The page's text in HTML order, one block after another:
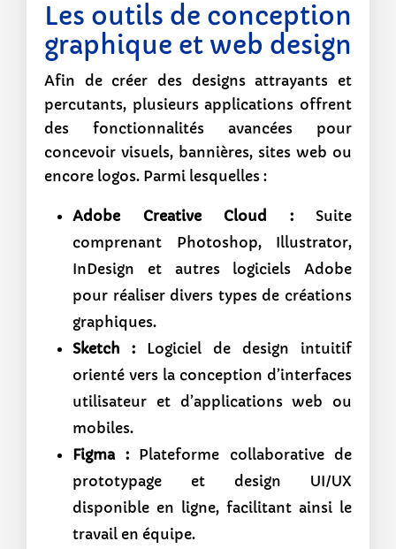
Les outils de conception
graphique et web design
Afin de créer des designs attrayants et
percutants, plusieurs applications offrent
des fonctionnalités avancées pour
concevoir visuels, bannières, sites web ou
encore logos. Parmi lesquelles :
Adobe Creative Cloud :Suite
comprenant Photoshop, Illustrator,
InDesign et autres logiciels Adobe
pour réaliser divers types de créations
graphiques.
Sketch : Logiciel de design intuitif
orienté vers la conception d’interfaces
utilisateur et d’applications web ou
mobiles.
Figma :Plateforme collaborative de
prototypage et design UI/UX
disponible en ligne, facilitant ainsi le
travail en équipe.